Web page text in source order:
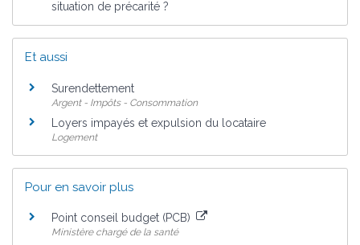
situation de précarité ?
Et aussi
Surendettement
Argent - Impôts - Consommation
Loyers impayés et expulsion du locataire
Logement
Pour en savoir plus
Point conseil budget (PCB)
Ministère chargé de la santé